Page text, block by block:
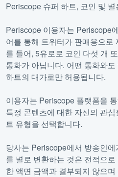
Periscope 슈퍼 하트, 코인 및
Periscope 이용자는 Periscope
어를 통해 트위터가 판매용으로
를 들어, 5유로로 코인 다섯 개
통화가 아닙니다. 어떤 통화와
하트의 대가로만 허용됩니다.
이용자는 Periscope 플랫폼을
특정 콘텐츠에 대한 자신의 관
트 유형을 선택합니다.
당사는 Periscope에서 방송인
를 별로 변환하는 것은 전적으
한 액면 금액과 결부되지 않으